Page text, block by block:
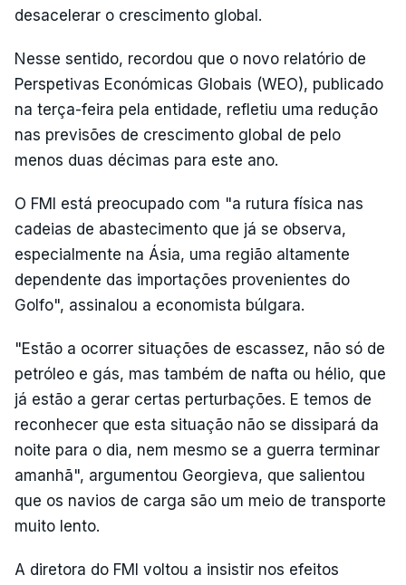
desacelerar o crescimento global.
Nesse sentido, recordou que o novo relatório de
Perspetivas Económicas Globais (WEO), publicado
na terça-feira pela entidade, refletiu uma redução
nas previsões de crescimento global de pelo
menos duas décimas para este ano.
O FMI está preocupado com "a rutura física nas
cadeias de abastecimento que já se observa,
especialmente na Ásia, uma região altamente
dependente das importações provenientes do
Golfo", assinalou a economista búlgara.
"Estão a ocorrer situações de escassez, não só de
petróleo e gás, mas também de nafta ou hélio, que
já estão a gerar certas perturbações. E temos de
reconhecer que esta situação não se dissipará da
noite para o dia, nem mesmo se a guerra terminar
amanhã", argumentou Georgieva, que salientou
que os navios de carga são um meio de transporte
muito lento.
A diretora do FMI voltou a insistir nos efeitos